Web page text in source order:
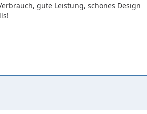
gute Leistung, schönes Design